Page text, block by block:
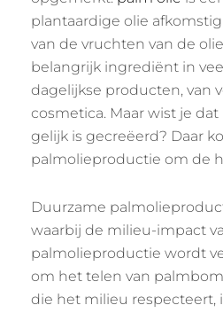
plantaardige olie
van de vruchten van de
belangrijk ingrediënt in
dagelijkse producten, van
cosmetica. Maar wist je
gelijk is gecreëerd? Daar
palmolieproductie om de
Duurzame
waarbij de milieu-impact
palmolieproductie wordt
om het telen van
die het milieu respecteert,